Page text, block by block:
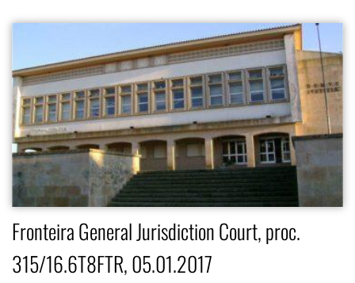
Fronteira General Jurisdiction Court, proc.
315/16.6T8FTR, 05.01.2017